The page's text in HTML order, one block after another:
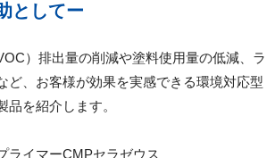
としてー
）排出量の削減や塗料使用量の低減、ラ
ど、お客様が効果を実感できる環境対応型
を紹介します。
ライマーCMPセラゼウス